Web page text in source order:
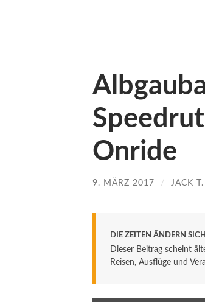
Onride
9. MÄRZ 2017 / JACK
DIE ZEITEN ÄNDERN
Dieser Beitrag scheint
Reisen, Ausflüge und